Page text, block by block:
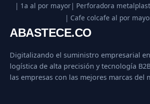
| 1a al por mayor| Perforadora
| Cafe colcafe al por
ABASTECE.CO
Digitalizando el suministro empresarial
logística de alta precisión y tecnología
las empresas con las mejores marcas del